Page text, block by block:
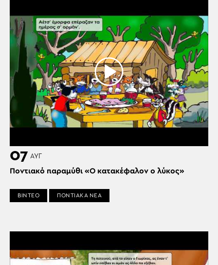
07 ΑΥΓ
Ποντιακό παραμύθι «Ο κατακέφαλον ο λύκος»
ΒΙΝΤΕΟ ΠΟΝΤΙΑΚΑ ΝΕΑ